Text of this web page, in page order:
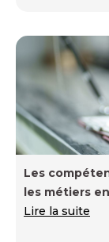
Les
les métiers
Lire la suite